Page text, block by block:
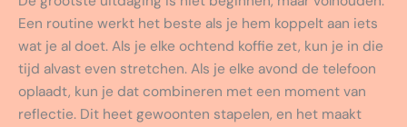
Een routine werkt het beste als je hem koppelt aan iets
wat je al doet. Als je elke ochtend koffie zet, kun je in die
tijd alvast even stretchen. Als je elke avond de telefoon
oplaadt, kun je dat combineren met een moment van
reflectie. Dit heet gewoonten stapelen, en het maakt